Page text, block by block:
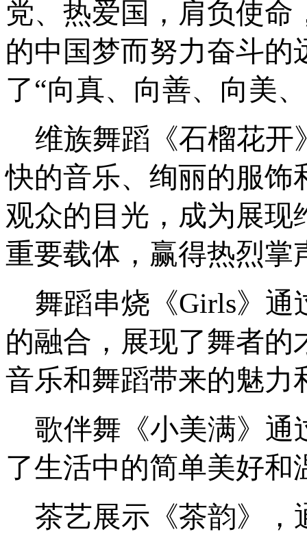
党、热爱国，肩负使
的中国梦而努力奋斗的
了“向真、向善、向美
维族舞蹈《石榴花开
快的音乐、绚丽的服饰
观众的目光，成为展现
重要载体，赢得热烈掌
舞蹈串烧《Girls》通
的融合，展现了舞者的
音乐和舞蹈带来的魅力
歌伴舞《小美满》通
了生活中的简单美好和
茶艺展示《茶韵》，